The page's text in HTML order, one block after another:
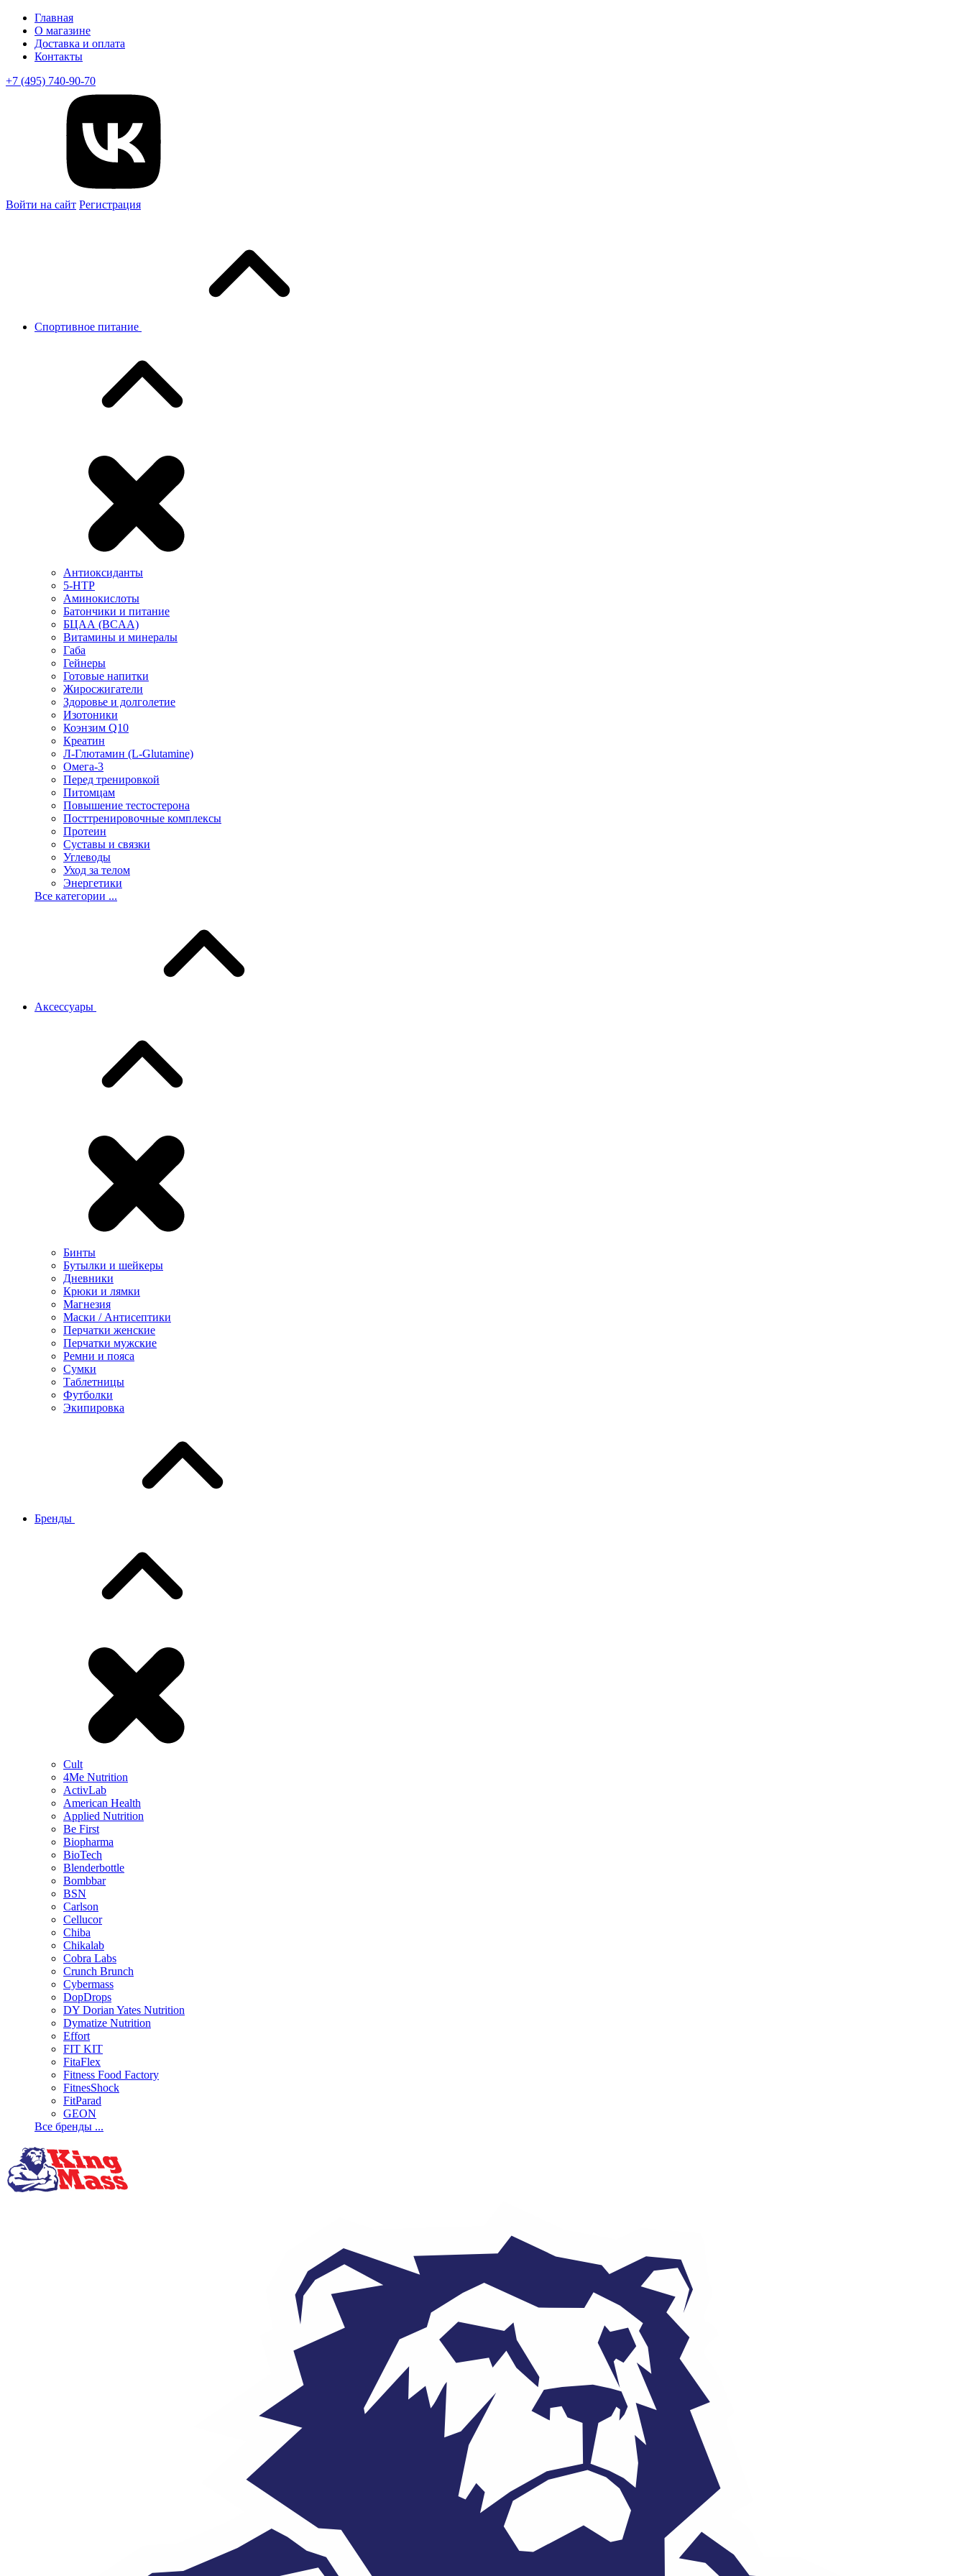
Главная
О магазине
Доставка и оплата
Контакты
+7 (495) 740-90-70
Войти на сайт Регистрация
Спортивное питание
Антиоксиданты
5-HTP
Аминокислоты
Батончики и питание
БЦАА (BCAA)
Витамины и минералы
Габа
Гейнеры
Готовые напитки
Жиросжигатели
Здоровье и долголетие
Изотоники
Коэнзим Q10
Креатин
Л-Глютамин (L-Glutamine)
Омега-3
Перед тренировкой
Питомцам
Повышение тестостерона
Посттренировочные комплексы
Протеин
Суставы и связки
Углеводы
Уход за телом
Энергетики
Все категории ...
Аксессуары
Бинты
Бутылки и шейкеры
Дневники
Крюки и лямки
Магнезия
Маски / Антисептики
Перчатки женские
Перчатки мужские
Ремни и пояса
Сумки
Таблетницы
Футболки
Экипировка
Бренды
Cult
4Me Nutrition
ActivLab
American Health
Applied Nutrition
Be First
Biopharma
BioTech
Blenderbottle
Bombbar
BSN
Carlson
Cellucor
Chiba
Chikalab
Cobra Labs
Crunch Brunch
Cybermass
DopDrops
DY Dorian Yates Nutrition
Dymatize Nutrition
Effort
FIT KIT
FitaFlex
Fitness Food Factory
FitnesShock
FitParad
GEON
Все бренды ...